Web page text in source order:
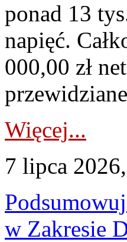
ponad 13
napięć.
000,00 zł
Więcej...
7 lipca
w Zakresie